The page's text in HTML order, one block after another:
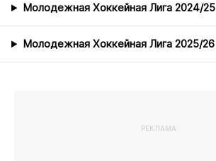
Молодежная Хоккейная Лига 2024/25
Молодежная Хоккейная Лига 2025/26
РЕКЛАМА